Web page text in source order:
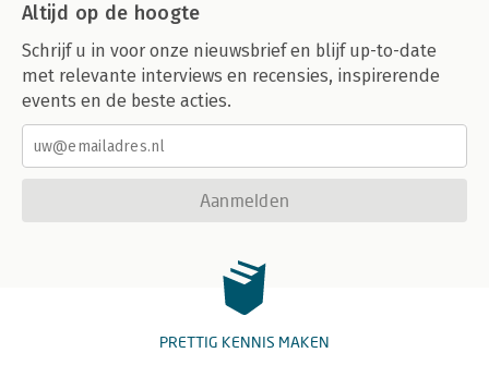
Altijd op de hoogte
Schrijf u in voor onze nieuwsbrief en blijf up-to-date
met relevante interviews en recensies, inspirerende
events en de beste acties.
Aanmelden
PRETTIG KENNIS MAKEN